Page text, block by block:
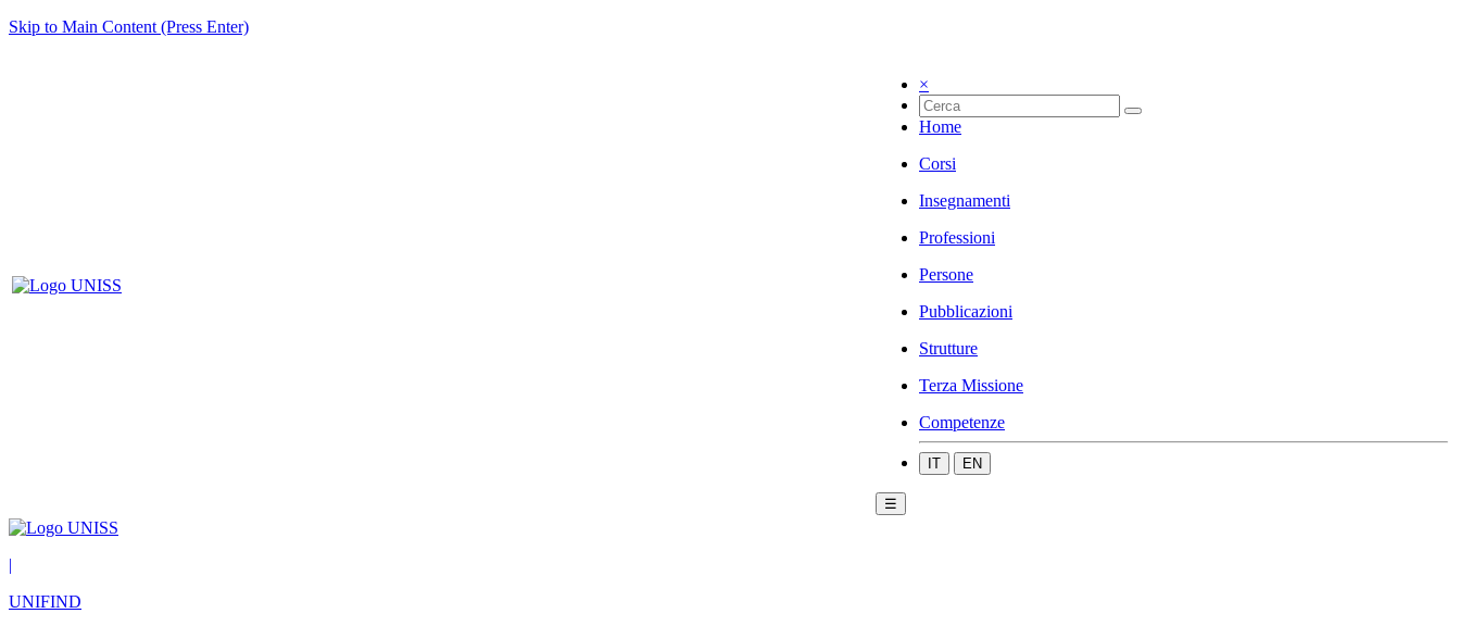
Skip to Main Content (Press Enter)
×
Home
Corsi
Insegnamenti
Professioni
Persone
Pubblicazioni
Strutture
Terza Missione
Competenze
IT EN
☰
|
UNIFIND